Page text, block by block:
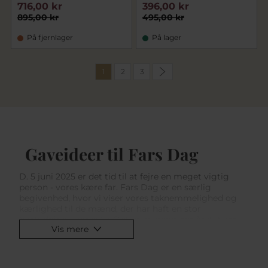
895,00 kr
716,00 kr
På fjernlager
495,00 kr
396,00 kr
På lager
1 2 3
Gaveideer til Fars Dag
D. 5 juni 2025 er det tid til at fejre en meget vigtig
bedtydning i vores liv. Det er en gang om året, hvor
far kommer i fokus og bliver forkælet med
opmærksomhed og gaver. Hvis du leder efrer den
Vis mere